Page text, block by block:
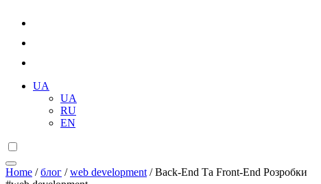
UA
UA
RU
EN
Home /блог /web development /Back-End Та Front-End Розробки